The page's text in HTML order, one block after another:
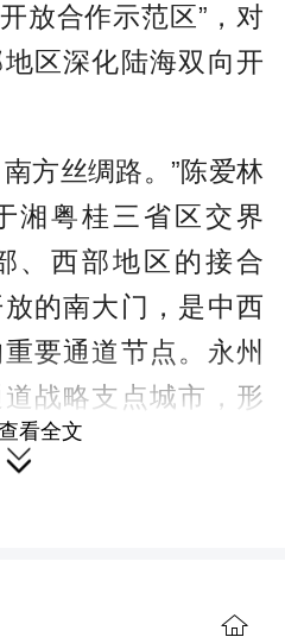
放合作示范区”，对
区深化陆海双向开
方丝绸路。”陈爱林
湘粤桂三省区交界
、西部地区的接合
的南大门，是中西
要通道节点。永州
战略支点城市，形
州至湛江港的新通
及广西部分市与东
看全文
